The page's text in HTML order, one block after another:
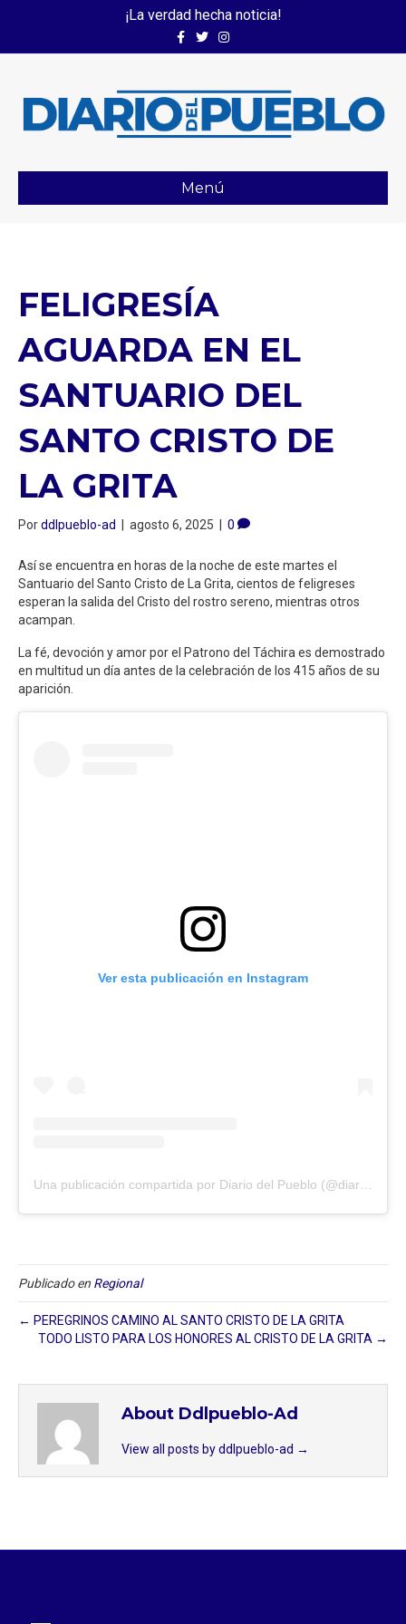
¡La verdad hecha noticia!
FacebookTwitterInstagram
Menú
FELIGRESÍA
AGUARDA EN EL
SANTUARIO DEL
SANTO CRISTO DE
LA GRITA
Porddlpueblo-ad | agosto 6, 2025 | 0
Así se encuentra en horas de la noche de este martes el
Santuario del Santo Cristo de La Grita, cientos de feligreses
esperan la salida del Cristo del rostro sereno, mientras otros
acampan.
La fé, devoción y amor por el Patrono del Táchira es demostrado
en multitud un día antes de la celebración de los 415 años de su
aparición.
Ver esta publicación en Instagram
Publicado en Regional
← PEREGRINOS CAMINO AL SANTO CRISTO DE LA GRITA
TODO LISTO PARA LOS HONORES AL CRISTO DE LA GRITA →
About Ddlpueblo-Ad
View all posts by ddlpueblo-ad →